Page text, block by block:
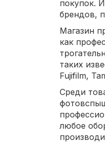
покупок.
брендов,
Магазин
как
таких
Fujifilm,
Среди
любое